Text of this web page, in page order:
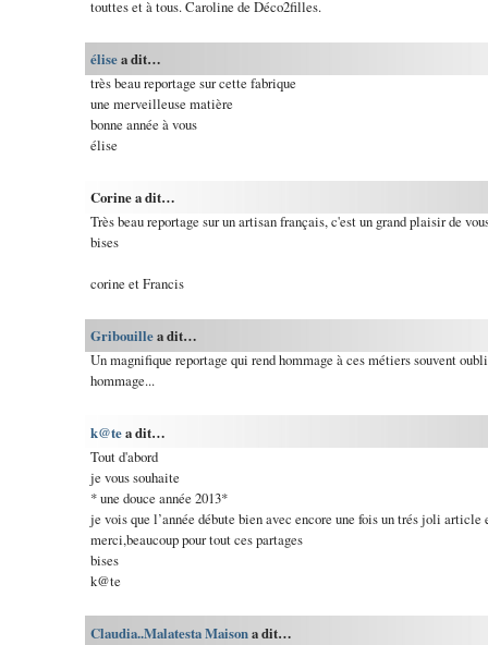
touttes et à tous. Caroline de Déco2filles.
élisea dit…
très beau reportage sur cette fabrique
une merveilleuse matière
bonne année à vous
élise
Corine a dit…
Très beau reportage sur un artisan français, c'est un grand plaisir de
bises
corine et Francis
Gribouillea dit…
Un magnifique reportage qui rend hommage à ces métiers souvent
hommage...
k@tea dit…
Tout d'abord
je vous souhaite
* une douce année 2013*
je vois que l’année débute bien avec encore une fois un trés joli
merci,beaucoup pour tout ces partages
bises
k@te
Claudia..Malatesta Maisona dit…